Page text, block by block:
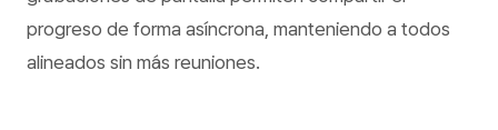
progreso de forma asíncrona, manteniendo a todos
alineados sin más reuniones.